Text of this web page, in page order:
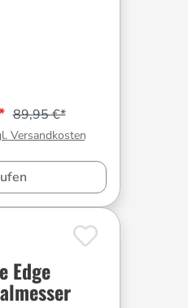
89,95 €*
Versandkosten
Edge